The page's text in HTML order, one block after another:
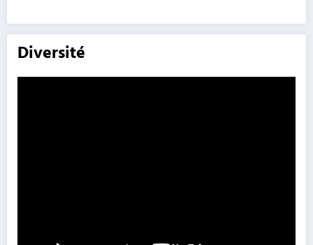
Diversité